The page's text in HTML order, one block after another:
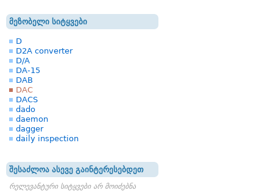
მეზობელი სიტყვები
D
D2A converter
D/A
DA-15
DAB
DAC
DACS
dado
daemon
dagger
daily inspection
შესაძლოა ასევე გაინტერესებდეთ
რელევანტური სიტყვები არ მოიძებნა